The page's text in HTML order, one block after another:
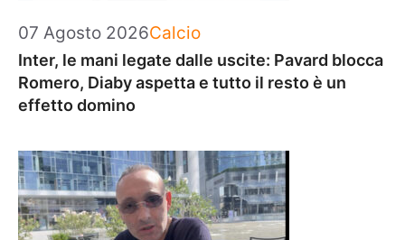
07 Agosto 2026Categorie
Calcio
Inter, le mani legate dalle uscite: Pavard blocca
Romero, Diaby aspetta e tutto il resto è un
effetto domino